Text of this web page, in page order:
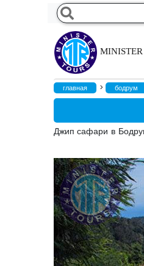
главная > бодрум
Джип сафари в